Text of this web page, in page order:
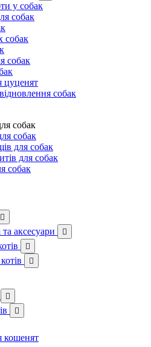
у собак
собак
собак
собак
цуценят
собак
собак
собак
для собак
для собак
собак

аксесуари 




кошенят